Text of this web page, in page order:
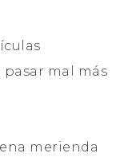
mal más
merienda